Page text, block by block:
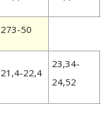
273-50
21,4-22,4
23,34-
24,52